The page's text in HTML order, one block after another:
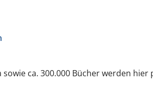
ca. 300.000 Bücher werden hier